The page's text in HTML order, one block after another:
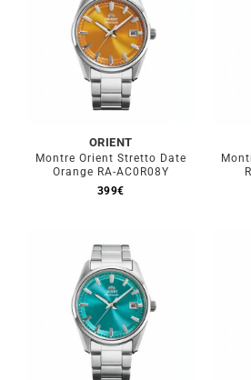
ORIENT
Montre Orient Stretto Date
Orange RA-AC0R08Y
399€